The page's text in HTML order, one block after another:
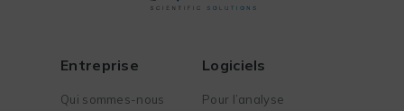
Entreprise
Qui sommes-nous
Logiciels
Pour l’analyse